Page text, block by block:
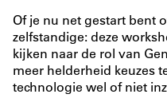
Of je nu net gestart bent
zelfstandige: deze
kijken naar de rol van
meer helderheid keuzes
technologie wel of niet